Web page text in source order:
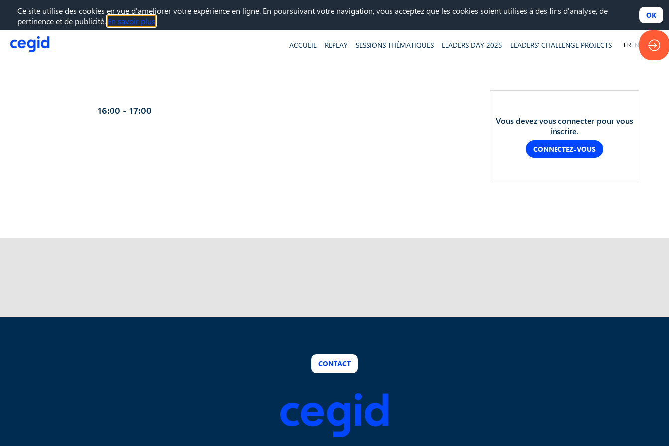
ACCUEIL REPLAY SESSIONS THÉMATIQUES LEADERS DAY 2025 LEADERS' CHALLENGE PROJECTS FREN
Vous devez vous connecter pour vous
inscrire.
CONNECTEZ-VOUS
16:00 - 17:00
CONTACT
Ce site utilise des cookies en vue d'améliorer votre expérience en ligne. En poursuivant votre navigation, vous acceptez que les cookies soient utilisés à des fins d'analyse, de
pertinence et de publicité. En savoir plus
OK